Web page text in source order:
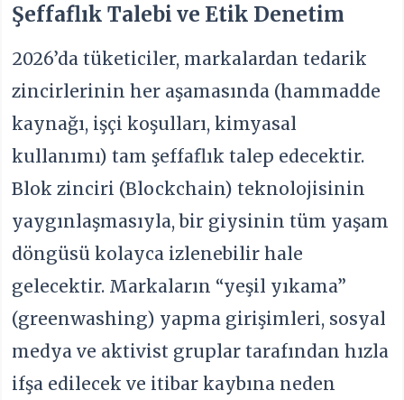
Şeffaflık Talebi ve Etik Denetim
2026’da tüketiciler, markalardan tedarik
zincirlerinin her aşamasında (hammadde
kaynağı, işçi koşulları, kimyasal
kullanımı) tam şeffaflık talep edecektir.
Blok zinciri (Blockchain) teknolojisinin
yaygınlaşmasıyla, bir giysinin tüm yaşam
döngüsü kolayca izlenebilir hale
gelecektir. Markaların “yeşil yıkama”
(greenwashing) yapma girişimleri, sosyal
medya ve aktivist gruplar tarafından hızla
ifşa edilecek ve itibar kaybına neden